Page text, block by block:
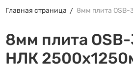
Главная страница 8мм плита
8мм плита
НЛК